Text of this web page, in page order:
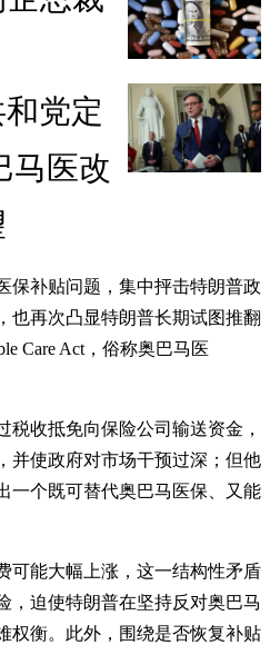
党定
马医改
保补贴问题，集中抨击特朗普政
也再次凸显特朗普长期试图推翻
Care Act，俗称奥巴马医
税收抵免向保险公司输送资金，
并使政府对市场干预过深；但他
一个既可替代奥巴马医保、又能
可能大幅上涨，这一结构性矛盾
，迫使特朗普在坚持反对奥巴马
权衡。此外，围绕是否恢复补贴